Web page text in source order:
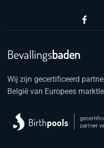
Bevallingsbaden
Wij zijn gecertificeerd
België van Europees